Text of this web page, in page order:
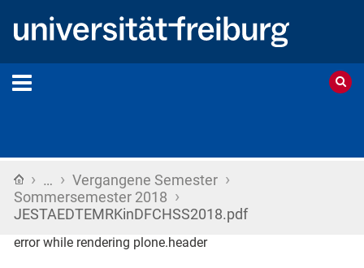
Startseite
› … › Vergangene Semester ›
Sommersemester 2018 ›
JESTAEDTEMRKinDFCHSS2018.pdf
error while rendering plone.header